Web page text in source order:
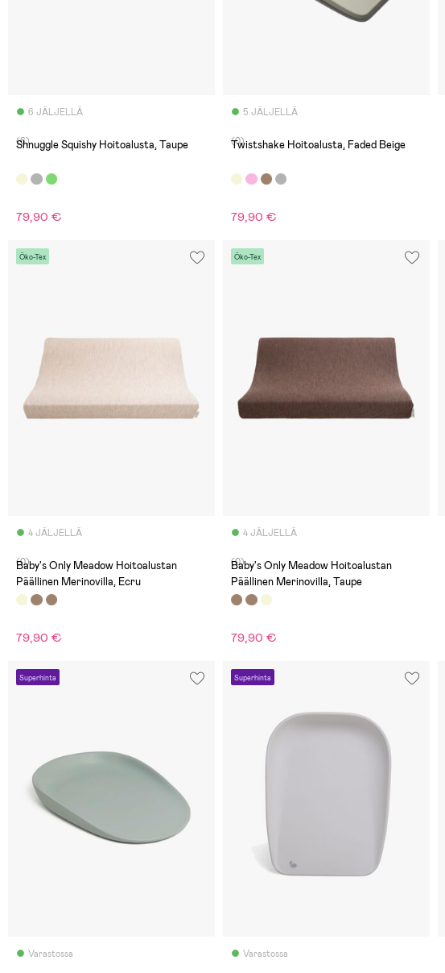
6 JÄLJELLÄ
(6)
Shnuggle Squishy Hoitoalusta, Taupe
79,90 €
5 JÄLJELLÄ
(0)
Twistshake Hoitoalusta, Faded Beige
79,90 €
Öko-Tex
4 JÄLJELLÄ
(0)
Baby's Only Meadow Hoitoalustan
Päällinen Merinovilla, Ecru
79,90 €
Öko-Tex
4 JÄLJELLÄ
(0)
Baby's Only Meadow Hoitoalustan
Päällinen Merinovilla, Taupe
79,90 €
Superhinta
Varastossa
Superhinta
Varastossa